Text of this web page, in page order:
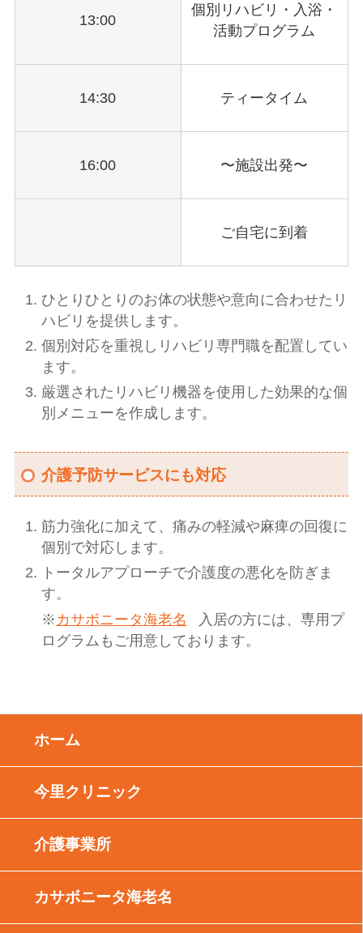
13:00
個別リハビリ・入浴・
活動プログラム
14:30 ティータイム
16:00 〜施設出発〜
ご自宅に到着
ひとりひとりのお体の状態や意向に合わせたリ
ハビリを提供します。
個別対応を重視しリハビリ専門職を配置してい
ます。
厳選されたリハビリ機器を使用した効果的な個
別メニューを作成します。
介護予防サービスにも対応
筋力強化に加えて、痛みの軽減や麻痺の回復に
個別で対応します。
トータルアプローチで介護度の悪化を防ぎま
す。
※ カサボニータ海老名
入居の方には、専用プ
ログラムもご用意しております。
ホーム
今里クリニック
介護事業所
カサボニータ海老名